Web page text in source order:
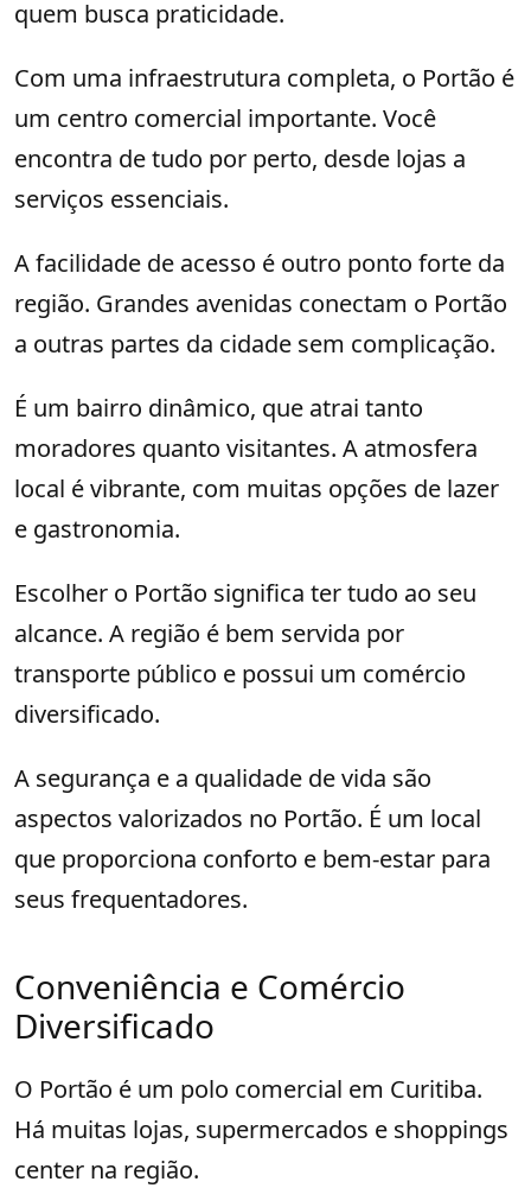
quem busca praticidade.
Com uma infraestrutura completa, o Portão é
um centro comercial importante. Você
encontra de tudo por perto, desde lojas a
serviços essenciais.
A facilidade de acesso é outro ponto forte da
região. Grandes avenidas conectam o Portão
a outras partes da cidade sem complicação.
É um bairro dinâmico, que atrai tanto
moradores quanto visitantes. A atmosfera
local é vibrante, com muitas opções de lazer
e gastronomia.
Escolher o Portão significa ter tudo ao seu
alcance. A região é bem servida por
transporte público e possui um comércio
diversificado.
A segurança e a qualidade de vida são
aspectos valorizados no Portão. É um local
que proporciona conforto e bem-estar para
seus frequentadores.
Conveniência e Comércio
Diversificado
O Portão é um polo comercial em Curitiba.
Há muitas lojas, supermercados e shoppings
center na região.